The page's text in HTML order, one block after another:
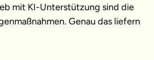
mit KI-Unterstützung sind die
Genau das liefern